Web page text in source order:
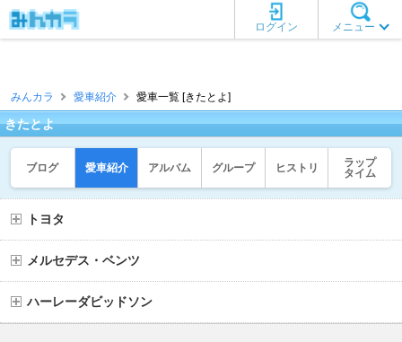
メニュー
ログイン
みんカラ 愛車紹介 愛車一覧 [きたとよ]
きたとよ
ブログ 愛車紹介 アルバム グループ ヒストリ
ラップ
タイム
トヨタ
メルセデス・ベンツ
ハーレーダビッドソン